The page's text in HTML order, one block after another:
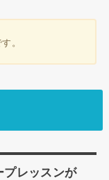
。
プレッスンが